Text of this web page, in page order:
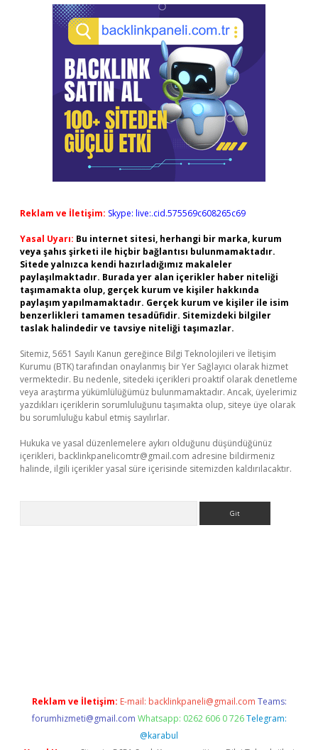
Reklam ve İletişim: Skype: live:.cid.575569c608265c69
Yasal Uyarı: Bu internet sitesi, herhangi bir marka, kurum
veya şahıs şirketi ile hiçbir bağlantısı bulunmamaktadır.
Sitede yalnızca kendi hazırladığımız makaleler
paylaşılmaktadır. Burada yer alan içerikler haber niteliği
taşımamakta olup, gerçek kurum ve kişiler hakkında
paylaşım yapılmamaktadır. Gerçek kurum ve kişiler ile isim
benzerlikleri tamamen tesadüfidir. Sitemizdeki bilgiler
taslak halindedir ve tavsiye niteliği taşımazlar.
Sitemiz, 5651 Sayılı Kanun gereğince Bilgi Teknolojileri ve İletişim
Kurumu (BTK) tarafından onaylanmış bir Yer Sağlayıcı olarak hizmet
vermektedir. Bu nedenle, sitedeki içerikleri proaktif olarak denetleme
veya araştırma yükümlülüğümüz bulunmamaktadır. Ancak, üyelerimiz
yazdıkları içeriklerin sorumluluğunu taşımakta olup, siteye üye olarak
bu sorumluluğu kabul etmiş sayılırlar.
Hukuka ve yasal düzenlemelere aykırı olduğunu düşündüğünüz
içerikleri, backlinkpanelicomtr@gmail.com adresine bildirmeniz
halinde, ilgili içerikler yasal süre içerisinde sitemizden kaldırılacaktır.
Reklam ve İletişim: E-mail: backlinkpaneli@gmail.com Teams:
forumhizmeti@gmail.com Whatsapp: 0262 606 0 726 Telegram:
@karabul